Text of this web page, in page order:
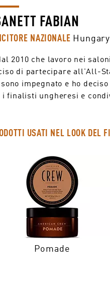
FABIAN
NAZIONALE Hungary
2010 che lavoro nei
di partecipare all'All-
impegnato e ho
finalisti ungheresi e
USATI NEL LOOK DEL
Pomade